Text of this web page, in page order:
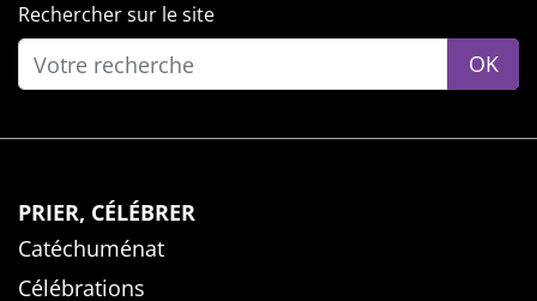
Rechercher sur le site
OK
PRIER, CÉLÉBRER
Catéchuménat
Célébrations